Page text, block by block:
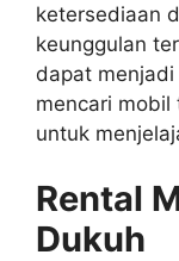
ketersediaan
keunggulan
dapat
mencari mobil
untuk
Rental
Dukuh